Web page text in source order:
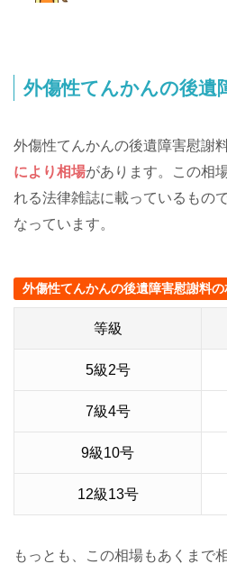
外傷性てんかんの後遺
外傷性てんかんの後遺障害慰謝
により相場があります。この相
れる法律雑誌に載っているもの
なっています。
外傷性てんかんの後遺障害慰謝料の
等級
5級2号
7級4号
9級10号
12級13号
もっとも、この相場もあくまで